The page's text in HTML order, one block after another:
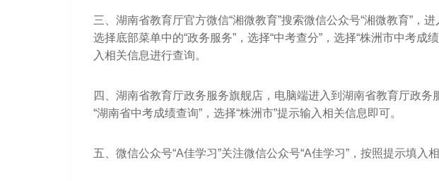
三、湖南省教育厅官方微信“湘微教育”搜索微信公众号“湘微教育”，进
选择底部菜单中的“政务服务”，选择“中考查分”，选择“株洲市中考成
入相关信息进行查询。
四、湖南省教育厅政务服务旗舰店，电脑端进入到湖南省教育厅政务
“湖南省中考成绩查询”，选择“株洲市”提示输入相关信息即可。
五、微信公众号“A佳学习”关注微信公众号“A佳学习”，按照提示填入